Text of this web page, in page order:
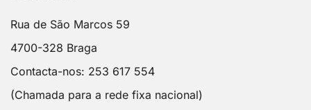
Rua de São Marcos 59
4700-328 Braga
Contacta-nos: 253 617 554
(Chamada para a rede fixa nacional)